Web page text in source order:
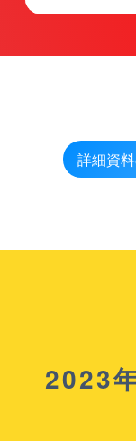
詳細資
2023